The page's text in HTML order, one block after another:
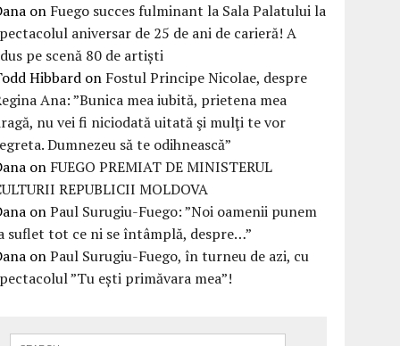
on Fuego succes fulminant la Sala Palatului la
aniversar de 25 de ani de carieră! A
pe scenă 80 de artiști
Hibbard on Fostul Principe Nicolae, despre
Ana: ”Bunica mea iubită, prietena mea
nu vei fi niciodată uitată şi mulţi te vor
Dumnezeu să te odihnească”
on FUEGO PREMIAT DE MINISTERUL
REPUBLICII MOLDOVA
onPaul Surugiu-Fuego: ”Noi oamenii punem
suflet tot ce ni se întâmplă, despre…”
onPaul Surugiu-Fuego, în turneu de azi, cu
”Tu ești primăvara mea”!